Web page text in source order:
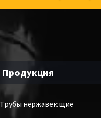
Продукция
Трубы нержавеющие